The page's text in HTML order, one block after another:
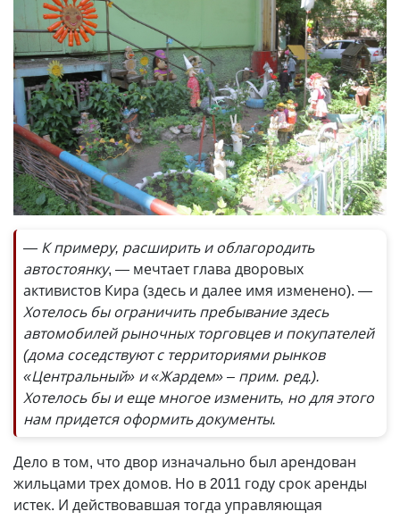
— К примеру, расширить и облагородить
автостоянку, — мечтает глава дворовых
активистов Кира (здесь и далее имя изменено). —
Хотелось бы ограничить пребывание здесь
автомобилей рыночных торговцев и покупателей
(дома соседствуют с территориями рынков
«Центральный» и «Жардем» – прим. ред.).
Хотелось бы и еще многое изменить, но для этого
нам придется оформить документы.
Дело в том, что двор изначально был арендован
жильцами трех домов. Но в 2011 году срок аренды
истек. И действовавшая тогда управляющая